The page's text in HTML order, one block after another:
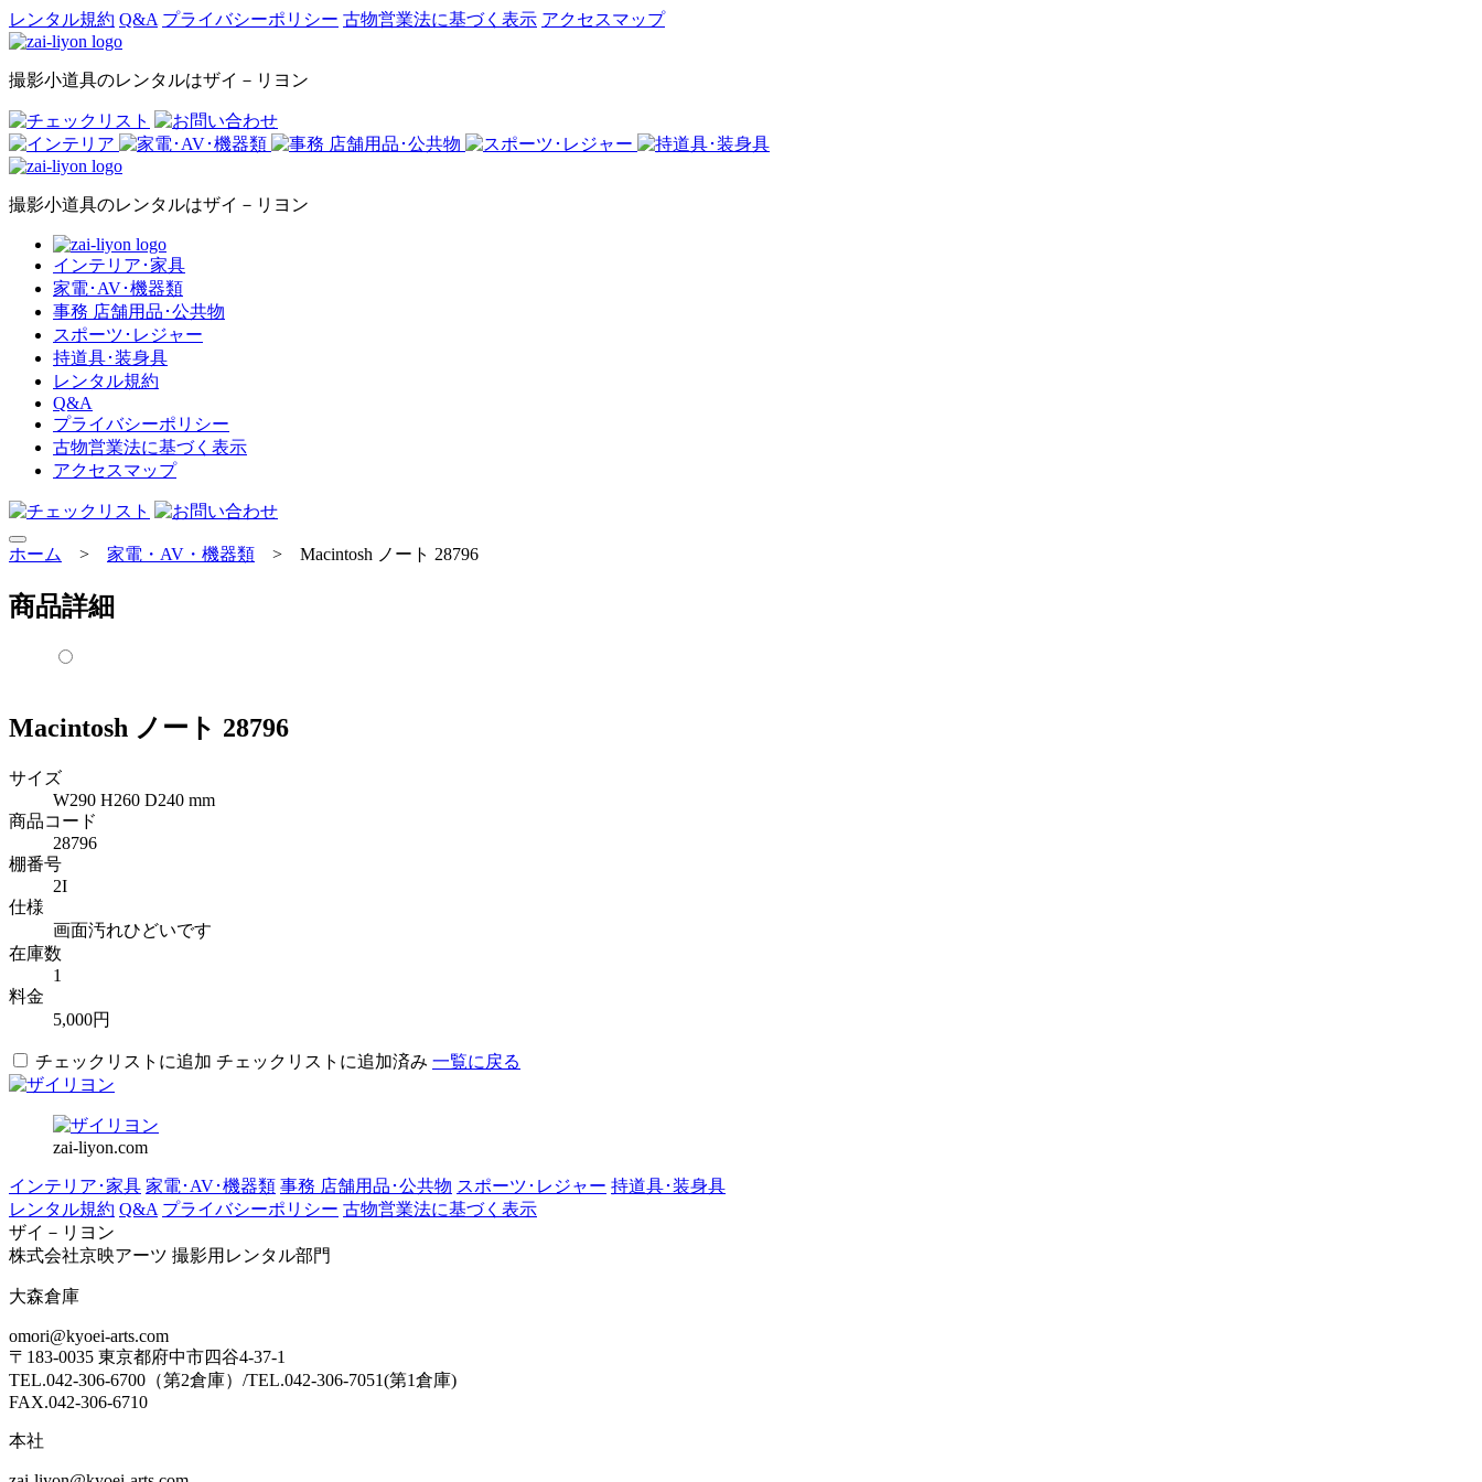
レンタル規約 Q&A プライバシーポリシー 古物営業法に基づく表示 アクセスマップ
撮影小道具のレンタルはザイ－リヨン
撮影小道具のレンタルはザイ－リヨン
インテリア･家具
家電･AV･機器類
事務 店舗用品･公共物
スポーツ･レジャー
持道具･装身具
レンタル規約
Q&A
プライバシーポリシー
古物営業法に基づく表示
アクセスマップ
ホーム > 家電・AV・機器類 > Macintosh ノート 28796
商品詳細
Macintosh ノート 28796
サイズ
W290 H260 D240 mm
商品コード
28796
棚番号
2I
仕様
画面汚れひどいです
在庫数
1
料金
5,000円
チェックリストに追加 チェックリストに追加済み 一覧に戻る
zai-liyon.com
インテリア･家具 家電･AV･機器類 事務 店舗用品･公共物 スポーツ･レジャー 持道具･装身具
レンタル規約 Q&A プライバシーポリシー 古物営業法に基づく表示
ザイ－リヨン
株式会社京映アーツ 撮影用レンタル部門
大森倉庫
omori@kyoei-arts.com
〒183-0035 東京都府中市四谷4-37-1
TEL.042-306-6700（第2倉庫）/TEL.042-306-7051(第1倉庫)
FAX.042-306-6710
本社